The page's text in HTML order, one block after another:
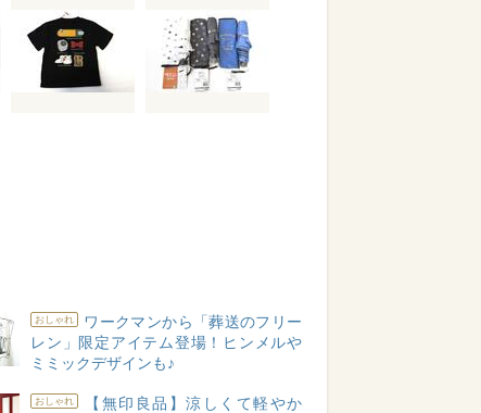
おしゃれ
ワークマンから「葬送のフリー
レン」限定アイテム登場！ヒンメルや
ミミックデザインも♪
おしゃれ
【無印良品】涼しくて軽やか